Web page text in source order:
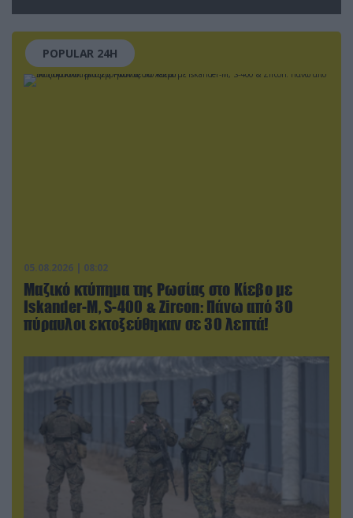
POPULAR 24H
05.08.2026 | 08:02
Μαζικό κτύπημα της Ρωσίας στο Κίεβο με
Iskander-Μ, S-400 & Zircon: Πάνω από 30
πύραυλοι εκτοξεύθηκαν σε 30 λεπτά!